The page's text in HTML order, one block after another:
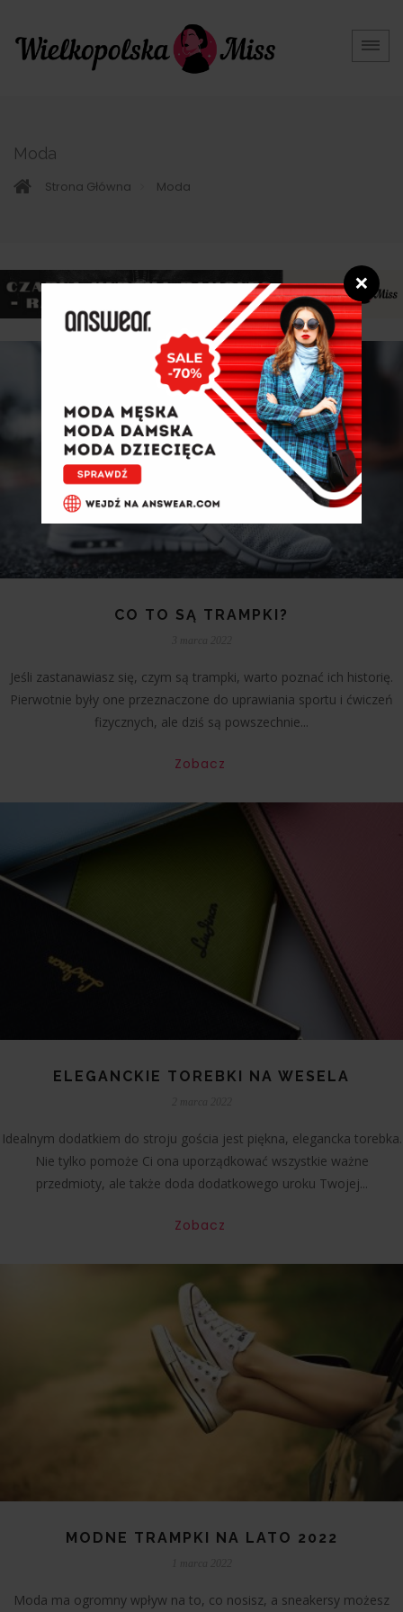
Moda
Strona Główna Moda
CO TO SĄ TRAMPKI?
Jeśli zastanawiasz się, czym są trampki, warto poznać ich historię.
Pierwotnie były one przeznaczone do uprawiania sportu i ćwiczeń
fizycznych, ale dziś są powszechnie...
Zobacz
ELEGANCKIE TOREBKI NA WESELA
Idealnym dodatkiem do stroju gościa jest piękna, elegancka torebka.
Nie tylko pomoże Ci ona uporządkować wszystkie ważne
przedmioty, ale także doda dodatkowego uroku Twojej...
Zobacz
MODNE TRAMPKI NA LATO 2022
Moda ma ogromny wpływ na to, co nosisz, a sneakersy możesz
❌